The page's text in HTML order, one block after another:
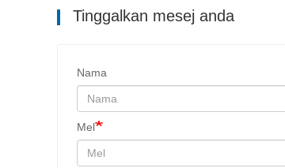
Tinggalkan mesej anda
Nama
Mel